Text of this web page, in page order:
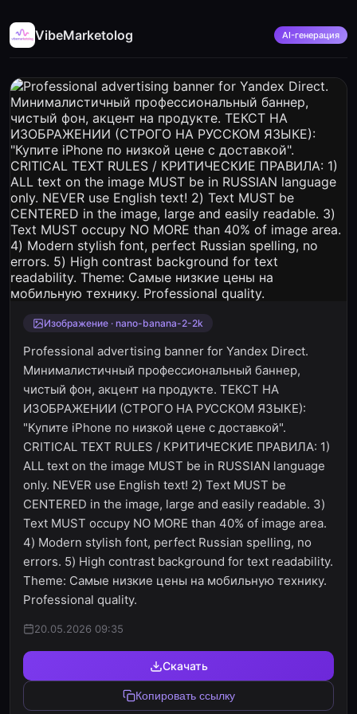
VibeMarketolog AI-генерация
Изображение · nano-banana-2-2k
Professional advertising banner for Yandex Direct.
Минималистичный профессиональный баннер,
чистый фон, акцент на продукте. ТЕКСТ НА
ИЗОБРАЖЕНИИ (СТРОГО НА РУССКОМ ЯЗЫКЕ):
"Купите iPhone по низкой цене с доставкой".
CRITICAL TEXT RULES / КРИТИЧЕСКИЕ ПРАВИЛА: 1)
ALL text on the image MUST be in RUSSIAN language
only. NEVER use English text! 2) Text MUST be
CENTERED in the image, large and easily readable. 3)
Text MUST occupy NO MORE than 40% of image area.
4) Modern stylish font, perfect Russian spelling, no
errors. 5) High contrast background for text readability.
Theme: Самые низкие цены на мобильную технику.
Professional quality.
20.05.2026 09:35
Скачать
Копировать ссылку